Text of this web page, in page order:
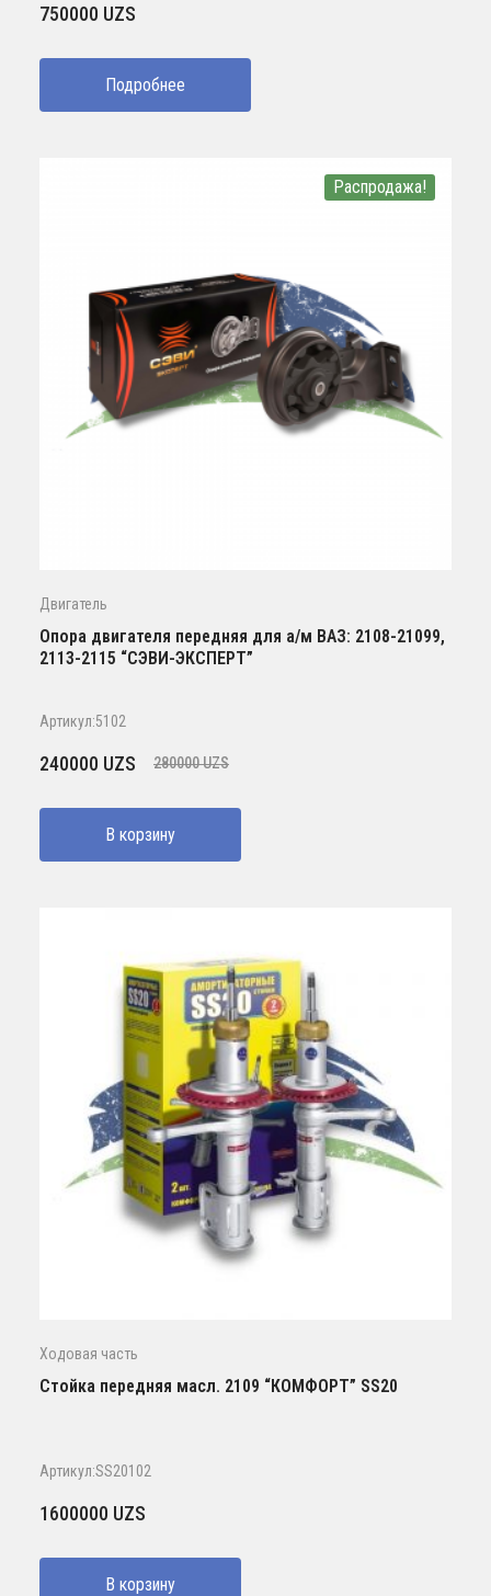
750000 UZS
Подробнее
Распродажа!
Двигатель
Опора двигателя передняя для а/м ВАЗ: 2108-21099,
2113-2115 “СЭВИ-ЭКСПЕРТ”
Артикул:5102
280000UZS
Первоначальная
составляла
280000 UZS.
240000 UZS
Текущая
240000 UZS.
В корзину
Ходовая часть
Стойка передняя масл. 2109 “КОМФОРТ” SS20
Артикул:SS20102
1600000 UZS
В корзину